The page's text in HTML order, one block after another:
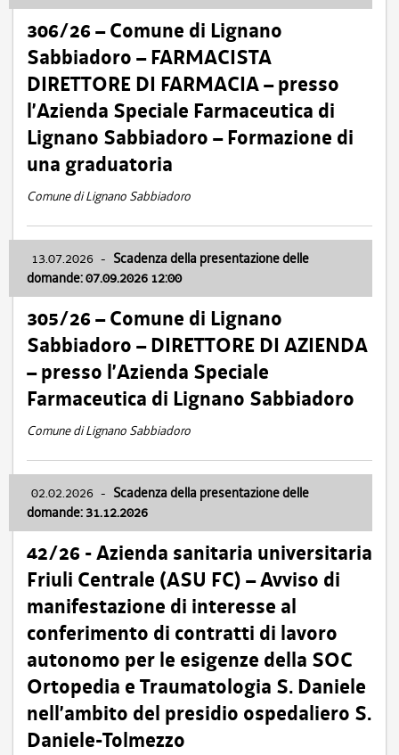
306/26 – Comune di Lignano
Sabbiadoro – FARMACISTA
DIRETTORE DI FARMACIA – presso
l’Azienda Speciale Farmaceutica di
Lignano Sabbiadoro – Formazione di
una graduatoria
Comune di Lignano Sabbiadoro
13.07.2026 - Scadenza della presentazione delle
domande: 07.09.2026 12:00
305/26 – Comune di Lignano
Sabbiadoro – DIRETTORE DI AZIENDA
– presso l’Azienda Speciale
Farmaceutica di Lignano Sabbiadoro
Comune di Lignano Sabbiadoro
02.02.2026 - Scadenza della presentazione delle
domande: 31.12.2026
42/26 - Azienda sanitaria universitaria
Friuli Centrale (ASU FC) – Avviso di
manifestazione di interesse al
conferimento di contratti di lavoro
autonomo per le esigenze della SOC
Ortopedia e Traumatologia S. Daniele
nell’ambito del presidio ospedaliero S.
Daniele-Tolmezzo